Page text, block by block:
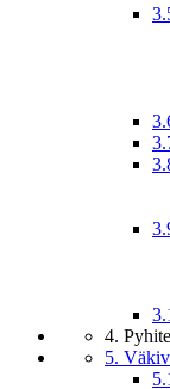
4.
5.